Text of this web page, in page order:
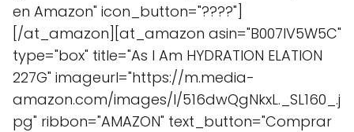
en Amazon" icon_button="????"]
[/at_amazon][at_amazon asin="B007IV5W5C"
type="box" title="As I Am HYDRATION ELATION
227G" imageurl="https://m.media-
amazon.com/images/I/516dwQgNkxL._SL160_.j
pg" ribbon="AMAZON" text_button="Comprar